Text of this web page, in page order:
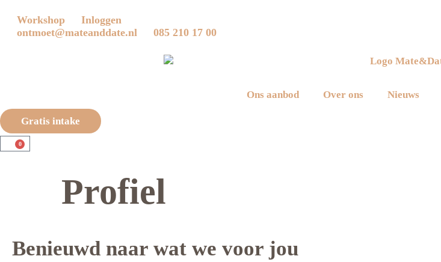
Workshop
Inloggen
ontmoet@mateanddate.nl
085 210 17 00
Ons aanbod Over ons Nieuws
Gratis intake
0
Profiel
Benieuwd naar wat we voor jou